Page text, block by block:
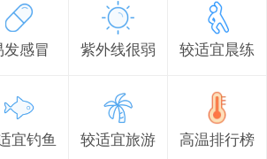
发感冒 紫外线很弱 较适宜晨练
宜钓鱼 较适宜旅游 高温排行榜